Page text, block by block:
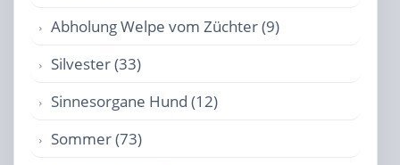
Abholung Welpe vom Züchter (9)
Silvester (33)
Sinnesorgane Hund (12)
Sommer (73)